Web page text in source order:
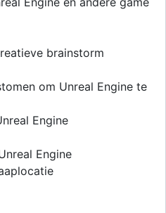
brainstorm
om Unreal Engine te
Engine
Engine